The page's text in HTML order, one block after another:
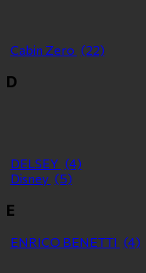
Cabin Zero (22)
D
DELSEY (4)
Disney (5)
E
ENRICO BENETTI (4)